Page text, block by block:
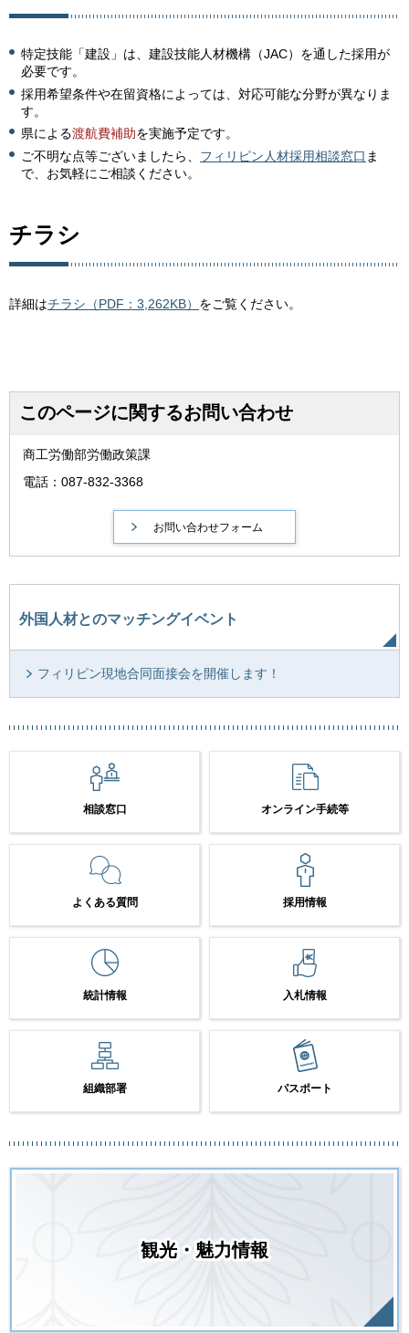
特定技能「建設」は、建設技能人材機構（JAC）を通した採用が
必要です。
採用希望条件や在留資格によっては、対応可能な分野が異なりま
す。
県による渡航費補助を実施予定です。
ご不明な点等ございましたら、 フィリピン人材採用相談窓口 ま
で、お気軽にご相談ください。
チラシ
詳細はチラシ（PDF：3,262KB） をご覧ください。
このページに関するお問い合わせ
商工労働部労働政策課
電話：087-832-3368
外国人材とのマッチングイベント
フィリピン現地合同面接会を開催します！
相談窓口 オンライン手続等
よくある質問 採用情報
統計情報 入札情報
組織部署 パスポート
観光・魅力情報